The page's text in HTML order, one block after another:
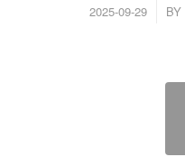
2025-09-29
/ BY